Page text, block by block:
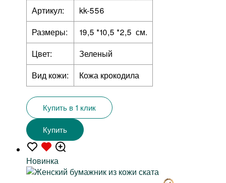
Артикул:
kk-556
Размеры:
19,5 *10,5 *2,5 см.
Цвет:
Зеленый
Вид кожи:
Кожа крокодила
Купить в 1 клик
Купить
Новинка